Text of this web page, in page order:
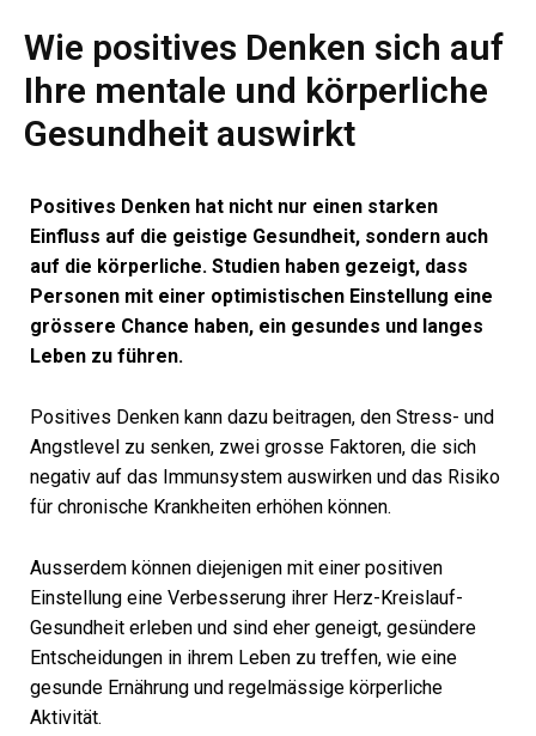
Wie positives Denken sich auf
Ihre mentale und körperliche
Gesundheit auswirkt
Positives Denken hat nicht nur einen starken
Einfluss auf die geistige Gesundheit, sondern auch
auf die körperliche. Studien haben gezeigt, dass
Personen mit einer optimistischen Einstellung eine
grössere Chance haben, ein gesundes und langes
Leben zu führen.
Positives Denken kann dazu beitragen, den Stress- und
Angstlevel zu senken, zwei grosse Faktoren, die sich
negativ auf das Immunsystem auswirken und das Risiko
für chronische Krankheiten erhöhen können.
Ausserdem können diejenigen mit einer positiven
Einstellung eine Verbesserung ihrer Herz-Kreislauf-
Gesundheit erleben und sind eher geneigt, gesündere
Entscheidungen in ihrem Leben zu treffen, wie eine
gesunde Ernährung und regelmässige körperliche
Aktivität.